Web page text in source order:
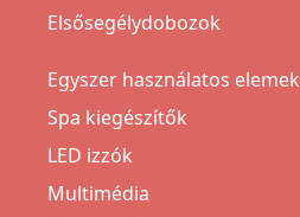
Elsősegélydobozok
Egyszer használatos elemek
Spa kiegészítők
LED izzók
Multimédia